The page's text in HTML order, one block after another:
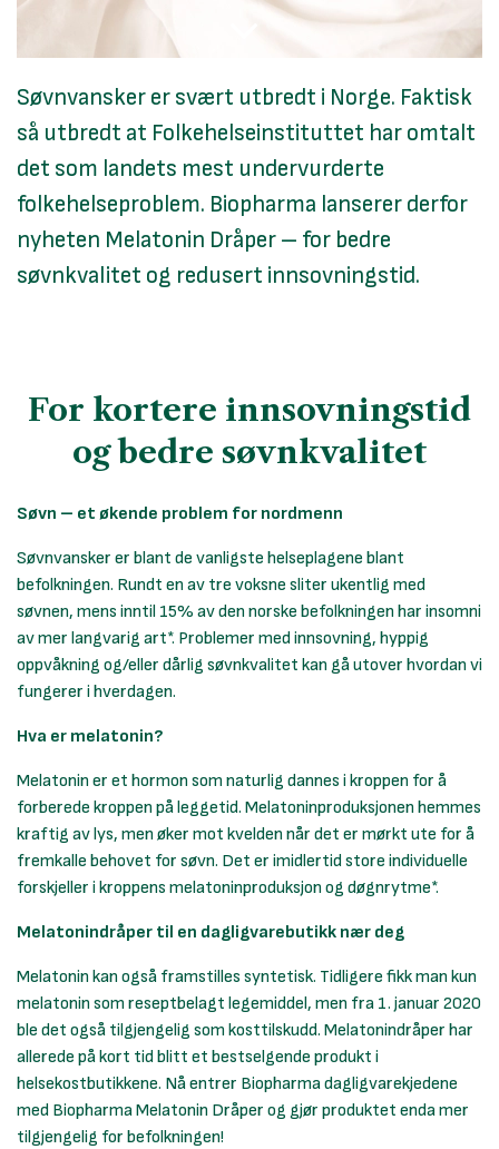
Søvnvansker er svært utbredt i Norge. Faktisk
så utbredt at Folkehelseinstituttet har omtalt
det som landets mest undervurderte
folkehelseproblem. Biopharma lanserer derfor
nyheten Melatonin Dråper – for bedre
søvnkvalitet og redusert innsovningstid.
For kortere innsovningstid
og bedre søvnkvalitet
Søvn – et økende problem for nordmenn
Søvnvansker er blant de vanligste helseplagene blant
befolkningen. Rundt en av tre voksne sliter ukentlig med
søvnen, mens inntil 15% av den norske befolkningen har insomni
av mer langvarig art*. Problemer med innsovning, hyppig
oppvåkning og/eller dårlig søvnkvalitet kan gå utover hvordan vi
fungerer i hverdagen.
Hva er melatonin?
Melatonin er et hormon som naturlig dannes i kroppen for å
forberede kroppen på leggetid. Melatoninproduksjonen hemmes
kraftig av lys, men øker mot kvelden når det er mørkt ute for å
fremkalle behovet for søvn. Det er imidlertid store individuelle
forskjeller i kroppens melatoninproduksjon og døgnrytme*.
Melatonindråper til en dagligvarebutikk nær deg
Melatonin kan også framstilles syntetisk. Tidligere fikk man kun
melatonin som reseptbelagt legemiddel, men fra 1. januar 2020
ble det også tilgjengelig som kosttilskudd. Melatonindråper har
allerede på kort tid blitt et bestselgende produkt i
helsekostbutikkene. Nå entrer Biopharma dagligvarekjedene
med Biopharma Melatonin Dråper og gjør produktet enda mer
tilgjengelig for befolkningen!